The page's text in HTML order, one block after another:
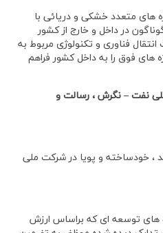
های متعدد خشکی و دریائی با
در داخل و خارج از کشور
فناوری و تکنولوژی مربوط به
های فوق را به داخل کشور فراهم
نفت – نگرش ، رسالت و
، خودساخته و پویا در شرکت ملی
های توسعه ای که براساس ارزش